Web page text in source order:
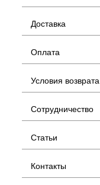
Доставка
Оплата
Условия возврата
Сотрудничество
Статьи
Контакты